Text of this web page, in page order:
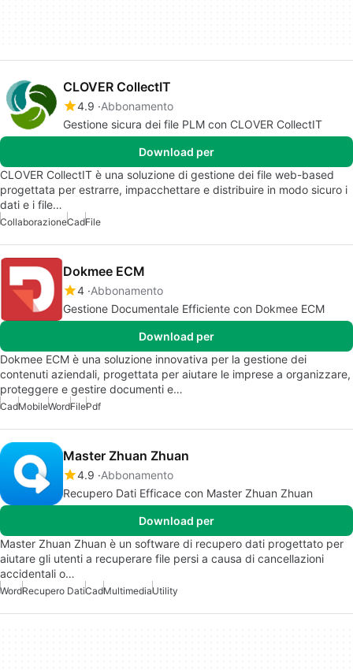
CLOVER CollectIT
4.9 Abbonamento
Gestione sicura dei file PLM con CLOVER CollectIT
Download per
CLOVER CollectIT è una soluzione di gestione dei file web-based
progettata per estrarre, impacchettare e distribuire in modo sicuro i
dati e i file…
CollaborazioneCadFile
Dokmee ECM
4 Abbonamento
Gestione Documentale Efficiente con Dokmee ECM
Download per
Dokmee ECM è una soluzione innovativa per la gestione dei
contenuti aziendali, progettata per aiutare le imprese a organizzare,
proteggere e gestire documenti e…
CadMobileWordFilePdf
Master Zhuan Zhuan
4.9 Abbonamento
Recupero Dati Efficace con Master Zhuan Zhuan
Download per
Master Zhuan Zhuan è un software di recupero dati progettato per
aiutare gli utenti a recuperare file persi a causa di cancellazioni
accidentali o…
WordRecupero DatiCadMultimediaUtility